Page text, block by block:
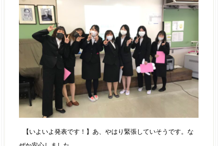
【いよいよ発表です！】あ、やはり緊張していそうです。な